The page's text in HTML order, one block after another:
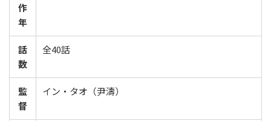
作
年
話
数
全40話
監
督
イン・タオ（尹濤）